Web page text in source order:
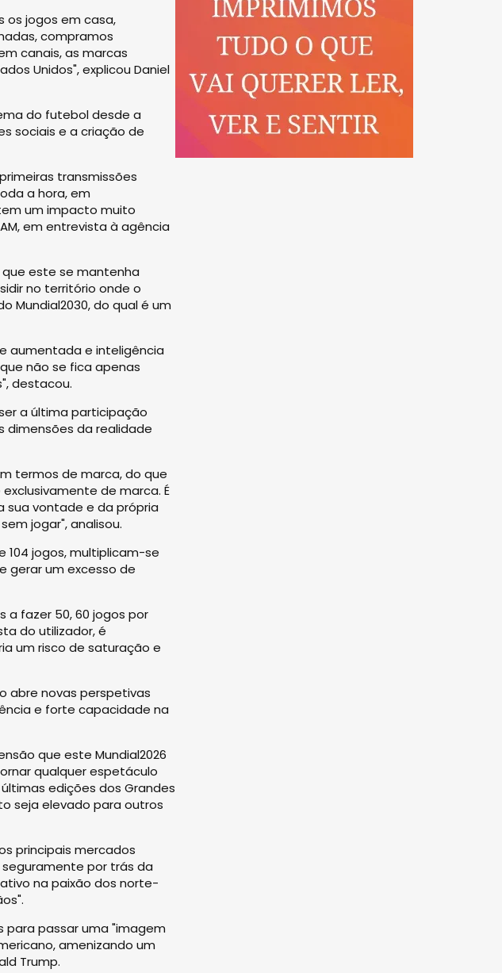
os jogos em casa,
compramos
canais, as marcas
Unidos", explicou Daniel
do futebol desde a
sociais e a criação de
transmissões
a hora, em
um impacto muito
em entrevista à agência
este se mantenha
no território onde o
Mundial2030, do qual é um
aumentada e inteligência
não se fica apenas
destacou.
a última participação
dimensões da realidade
termos de marca, do que
de marca. É
sua vontade e da própria
jogar", analisou.
jogos, multiplicam-se
gerar um excesso de
fazer 50, 60 jogos por
do utilizador, é
um risco de saturação e
abre novas perspetivas
e forte capacidade na
que este Mundial2026
qualquer espetáculo
edições dos Grandes
seja elevado para outros
principais mercados
por trás da
na paixão dos norte-
para passar uma "imagem
amenizando um
Trump.